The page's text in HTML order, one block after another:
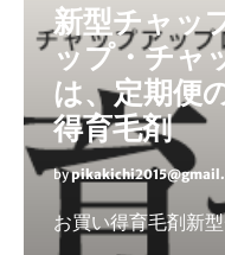
新型チャッ
ップ・チャ
は、定期便
得育毛剤
by
お買い得育毛剤新